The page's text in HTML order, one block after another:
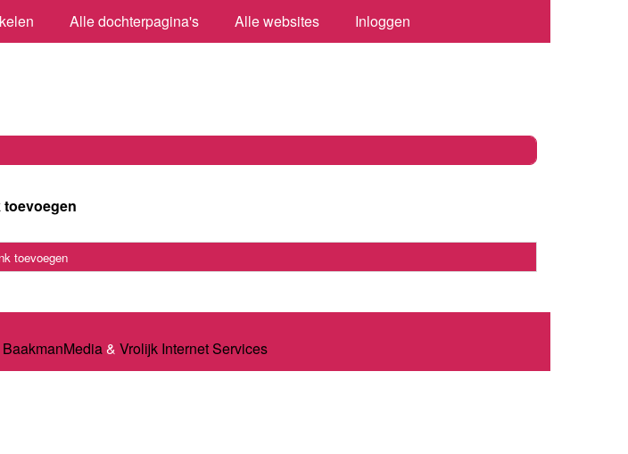
Alle dochterpagina's Alle websites Inloggen
toevoegen
toevoegen
BaakmanMedia& Vrolijk Internet Services